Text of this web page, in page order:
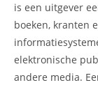
is een uitgever
boeken, kranten
elektronische
andere media.